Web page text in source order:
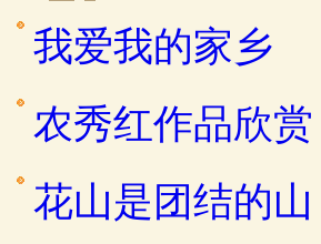
我爱我的家乡
农秀红作品欣赏
花山是团结的山